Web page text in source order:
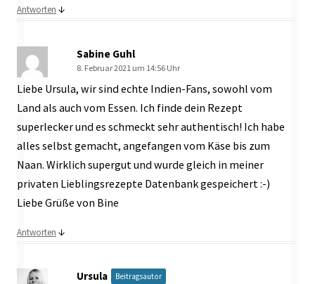
Antworten ↓
Sabine Guhl
8. Februar 2021 um 14:56 Uhr
Liebe Ursula, wir sind echte Indien-Fans, sowohl vom
Land als auch vom Essen. Ich finde dein Rezept
superlecker und es schmeckt sehr authentisch! Ich habe
alles selbst gemacht, angefangen vom Käse bis zum
Naan. Wirklich supergut und wurde gleich in meiner
privaten Lieblingsrezepte Datenbank gespeichert :-)
Liebe Grüße von Bine
Antworten ↓
Ursula Beitragsautor